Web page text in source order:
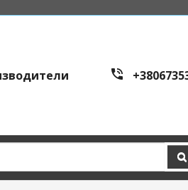
Режим
tre: